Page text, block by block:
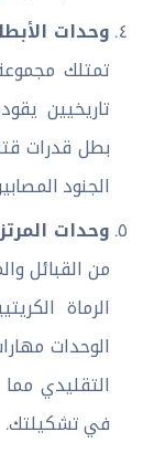
وحدات
تمتلك
تاريخيين
بطل قدرات
الجنود
وحدات
من القبائل
الرماة
الوحدات
التقليدي
في تشكيلتك.